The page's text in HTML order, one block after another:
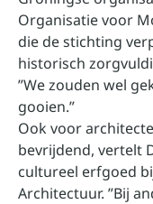
Organisatie voor
die de stichting
historisch
”We zouden wel
gooien.”
Ook voor
bevrijdend, vertelt
cultureel erfgoed
Architectuur. ”Bij